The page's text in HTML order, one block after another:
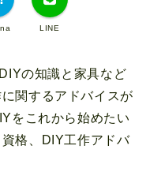
LINE
の知識と家具など
関するアドバイスが
をこれから始めたい
格、DIY工作アドバ